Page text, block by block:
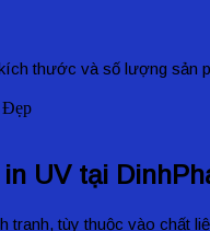
thước và số lượng
UV tại
tranh, tùy thuộc vào chất